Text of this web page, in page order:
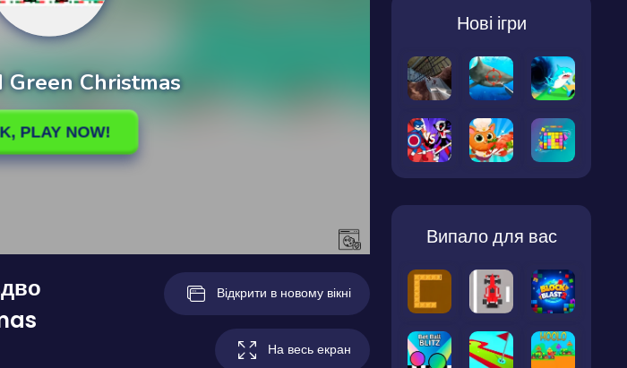
Відкрити в новому вікні
На весь екран
Нові ігри
Випало для вас